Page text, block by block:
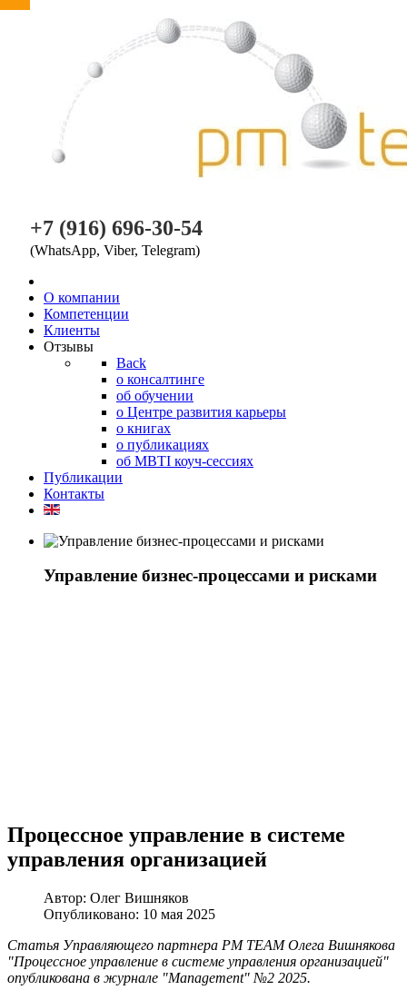
+7 (916) 696-30-54
(WhatsApp, Viber, Telegram)
O компании
Компетенции
Клиенты
Отзывы
Back
о консалтинге
об обучении
о Центре развития карьеры
о книгах
о публикациях
об MBTI коуч-сессиях
Публикации
Контакты
Управление бизнес-процессами и рисками
Процессное управление в системе
управления организацией
Автор: Олег Вишняков
Опубликовано: 10 мая 2025
Статья Управляющего партнера PM TEAM Олега Вишнякова
"Процессное управление в системе управления организацией"
опубликована в журнале "Management" №2 2025.